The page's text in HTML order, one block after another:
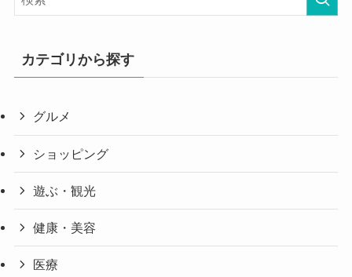
カテゴリから探す
グルメ
ショッピング
遊ぶ・観光
健康・美容
医療